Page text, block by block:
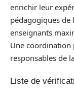
enrichir leur
pédagogiques de
enseignants
Une coordination
responsables de
Liste de